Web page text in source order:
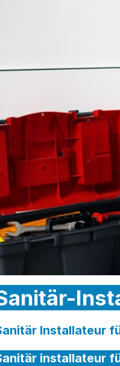
Installateur
installateur